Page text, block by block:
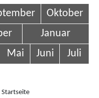
Oktober
Januar
Mai Juni Juli